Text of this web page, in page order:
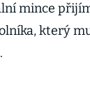
mince
který